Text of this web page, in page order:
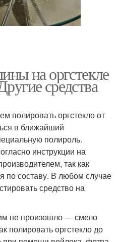
на оргстекле
средства
полировать оргстекло от
в ближайший
полироль.
инструкции на
так как
по составу. В любом случае
средство на
не произошло — смело
полировать оргстекло до